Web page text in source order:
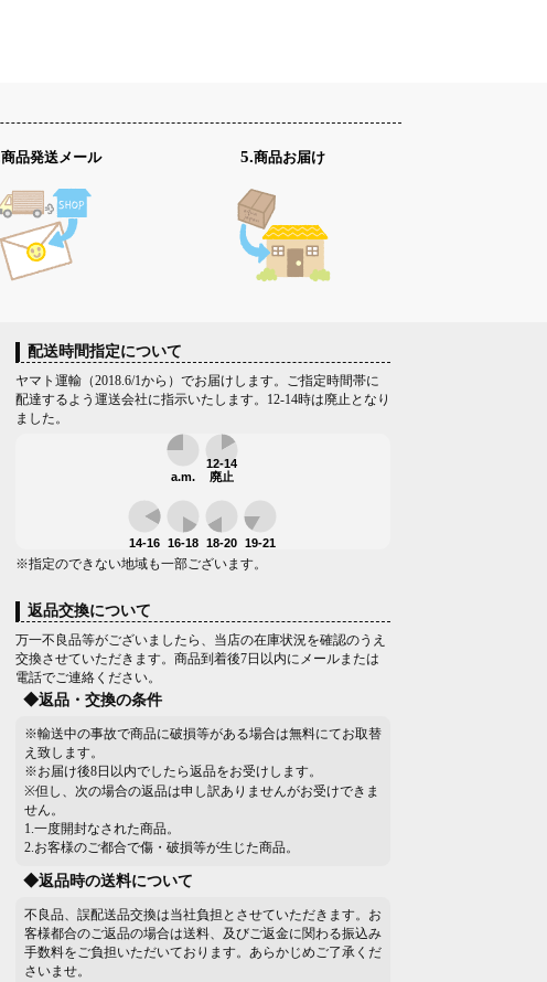
4.商品発送メール 5.商品お届け
配送時間指定について
ヤマト運輸（2018.6/1から）でお届けします。ご指定時間帯に
配達するよう運送会社に指示いたします。12-14時は廃止となり
ました。
a.m.
12-14
廃止
14-16 16-18 18-20 19-21
※指定のできない地域も一部ございます。
返品交換について
万一不良品等がございましたら、当店の在庫状況を確認のうえ
交換させていただきます。商品到着後7日以内にメールまたは
電話でご連絡ください。
◆返品・交換の条件
※輸送中の事故で商品に破損等がある場合は無料にてお取替
え致します。
※お届け後8日以内でしたら返品をお受けします。
※但し、次の場合の返品は申し訳ありませんがお受けできま
せん。
1.一度開封なされた商品。
2.お客様のご都合で傷・破損等が生じた商品。
◆返品時の送料について
不良品、誤配送品交換は当社負担とさせていただきます。お
客様都合のご返品の場合は送料、及びご返金に関わる振込み
手数料をご負担いただいております。あらかじめご了承くだ
さいませ。